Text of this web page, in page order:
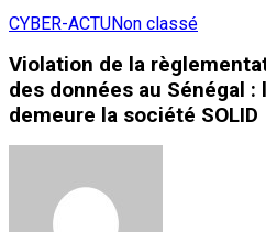
CYBER-ACTUNon classé
Violation de la
des données au Sénégal :
demeure la société SOLID